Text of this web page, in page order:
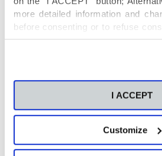
more detailed information and
before consenting or to refuse
"Personalize" button. For more
I ACCEPT
Customize
En la línea de la resolución de
hacia donde se dirige el Design
pensamiento creativo resulta
planteamiento de retos a
activar la
compartir ideas y de